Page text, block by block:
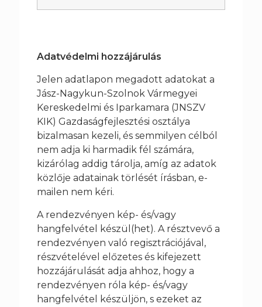
Adatvédelmi hozzájárulás
Jelen adatlapon megadott adatokat a
Jász-Nagykun-Szolnok Vármegyei
Kereskedelmi és Iparkamara (JNSZV
KIK) Gazdaságfejlesztési osztálya
bizalmasan kezeli, és semmilyen célból
nem adja ki harmadik fél számára,
kizárólag addig tárolja, amíg az adatok
közlője adatainak törlését írásban, e-
mailen nem kéri.
A rendezvényen kép- és/vagy
hangfelvétel készül(het). A résztvevő a
rendezvényen való regisztrációjával,
részvételével előzetes és kifejezett
hozzájárulását adja ahhoz, hogy a
rendezvényen róla kép- és/vagy
hangfelvétel készüljön, s ezeket az